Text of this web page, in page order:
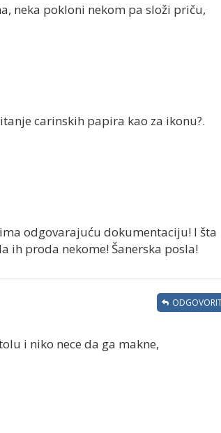
neka pokloni nekom pa složi priču,
carinskih papira kao za ikonu?.
odgovarajuću dokumentaciju! I šta
ih proda nekome! Šanerska posla!
i niko nece da ga makne,